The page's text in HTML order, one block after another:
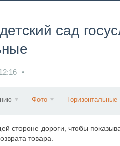
сад
Фото Горизонтальные
стороне дороги, чтобы
товара.